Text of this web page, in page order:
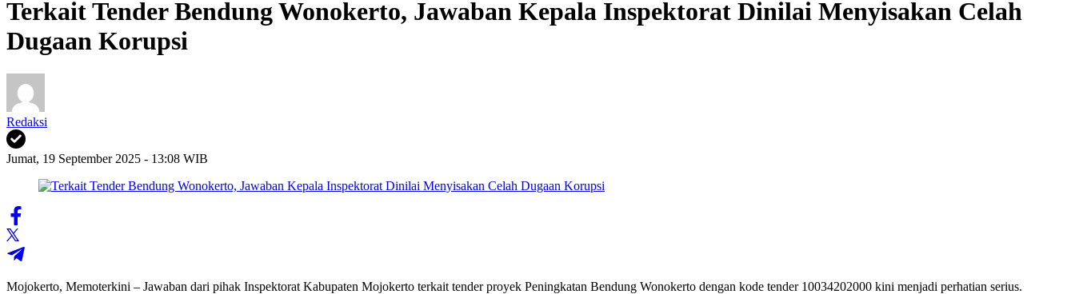
Terkait Tender Bendung Wonokerto, Jawaban Kepala Inspektorat Dinilai Menyisakan Celah
Dugaan Korupsi
Redaksi
Jumat, 19 September 2025 - 13:08 WIB
Mojokerto, Memoterkini – Jawaban dari pihak Inspektorat Kabupaten Mojokerto terkait tender proyek Peningkatan Bendung Wonokerto dengan kode tender 10034202000 kini menjadi perhatian serius.